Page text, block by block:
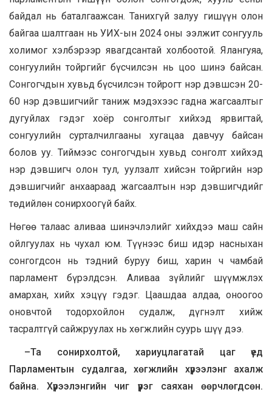
байдал нь баталгаажсан. Танихгүй залуу гишүүн олон
байгаа шалтгаан нь УИХ-ын 2024 оны ээлжит сонгууль
холимог хэлбэрээр явагдсантай холбоотой. Ялангуяа,
сонгуулийн тойргийг бүсчилсэн нь цоо шинэ байсан.
Сонгогчдын хувьд бүсчилсэн тойрогт нэр дэвшсэн 20-
60 нэр дэвшигчийг таниж мэдэхээс гадна жагсаалтыг
дугуйлах гэдэг хоёр сонголтыг хийхэд ярвигтай,
сонгуулийн сурталчилгааны хугацаа давчуу байсан
болов уу. Тиймээс сонгогчдын хувьд сонголт хийхэд
нэр дэвшигч олон тул, уулзалт хийсэн тойргийн нэр
дэвшигчийг анхаараад жагсаалтын нэр дэвшигчдийг
төдийлөн сонирхоогүй байх.
Нөгөө талаас аливаа шинэчлэлийг хийхдээ маш сайн
ойлгуулах нь чухал юм. Түүнээс биш идэр насныхан
сонгогдсон нь тэдний буруу биш, харин ч чамбай
парламент бүрэлдсэн. Аливаа зүйлийг шүүмжлэх
амархан, хийх хэцүү гэдэг. Цаашдаа алдаа, оноогоо
оновчтой тодорхойлон судалж, дүгнэлт хийж
тасралтгүй сайжруулах нь хөгжлийн суурь шүү дээ.
–Та сонирхолтой,хариуцлагатай цаг
үед
Парламентын
судалгаа, хөгжлийн хүрээлэнг
ахалж
байна.Хүрээлэнгийн чиг үүрэг саяхан өөрчлөгдсөн.